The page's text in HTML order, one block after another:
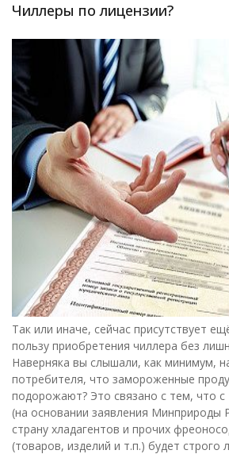
Чиллеры по лицензии?
Так или иначе, сейчас присутствует
пользу приобретения чиллера без
Наверняка вы слышали, как минимум,
потребителя, что замороженные
подорожают? Это связано с тем, что с
(на основании заявления Минприроды
страну хладагентов и прочих
(товаров, изделий и т.п.) будет строго